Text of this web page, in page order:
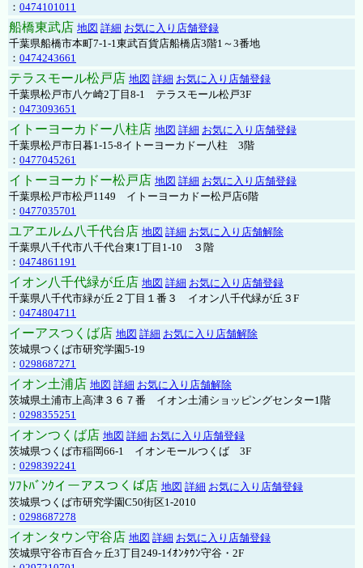
： 0474101011
船橋東武店 地図 詳細 お気に入り店舗登録
千葉県船橋市本町7-1-1東武百貨店船橋店3階1～3番地
： 0474243661
テラスモール松戸店 地図 詳細 お気に入り店舗登録
千葉県松戸市八ケ崎2丁目8-1 テラスモール松戸3F
： 0473093651
イトーヨーカドー八柱店 地図 詳細 お気に入り店舗登録
千葉県松戸市日暮1-15-8イトーヨーカドー八柱 3階
： 0477045261
イトーヨーカドー松戸店 地図 詳細 お気に入り店舗登録
千葉県松戸市松戸1149 イトーヨーカドー松戸店6階
： 0477035701
ユアエルム八千代台店 地図 詳細 お気に入り店舗解除
千葉県八千代市八千代台東1丁目1-10 ３階
： 0474861191
イオン八千代緑が丘店 地図 詳細 お気に入り店舗登録
千葉県八千代市緑が丘２丁目１番３ イオン八千代緑が丘３F
： 0474804711
イーアスつくば店 地図 詳細 お気に入り店舗解除
茨城県つくば市研究学園5-19
： 0298687271
イオン土浦店 地図 詳細 お気に入り店舗解除
茨城県土浦市上高津３６７番 イオン土浦ショッピングセンター1階
： 0298355251
イオンつくば店 地図 詳細 お気に入り店舗登録
茨城県つくば市稲岡66-1 イオンモールつくば 3F
： 0298392241
ｿﾌﾄﾊﾞﾝｸイーアスつくば店 地図 詳細 お気に入り店舗登録
茨城県つくば市研究学園C50街区1-2010
： 0298687278
イオンタウン守谷店 地図 詳細 お気に入り店舗登録
茨城県守谷市百合ヶ丘3丁目249-1ｲｵﾝﾀｳﾝ守谷・2F